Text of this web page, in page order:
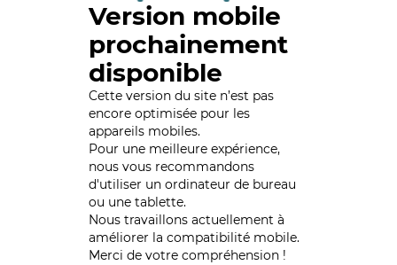
Version mobile
prochainement
disponible
Cette version du site n’est pas
encore optimisée pour les
appareils mobiles.
Pour une meilleure expérience,
nous vous recommandons
d'utiliser un ordinateur de bureau
ou une tablette.
Nous travaillons actuellement à
améliorer la compatibilité mobile.
Merci de votre compréhension !